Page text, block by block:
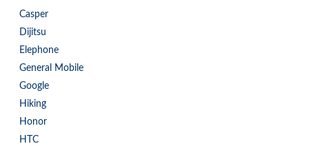
Casper
Dijitsu
Elephone
General Mobile
Google
Hiking
Honor
HTC